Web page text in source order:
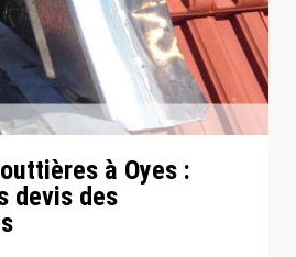
à Oyes :
devis des